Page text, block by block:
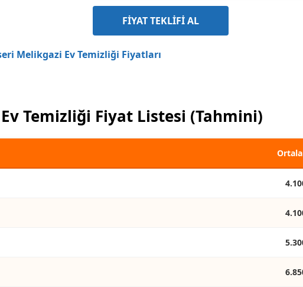
FİYAT TEKLİFİ AL
Melikgazi Ev Temizliği Fiyatları
Temizliği Fiyat Listesi (Tahmini)